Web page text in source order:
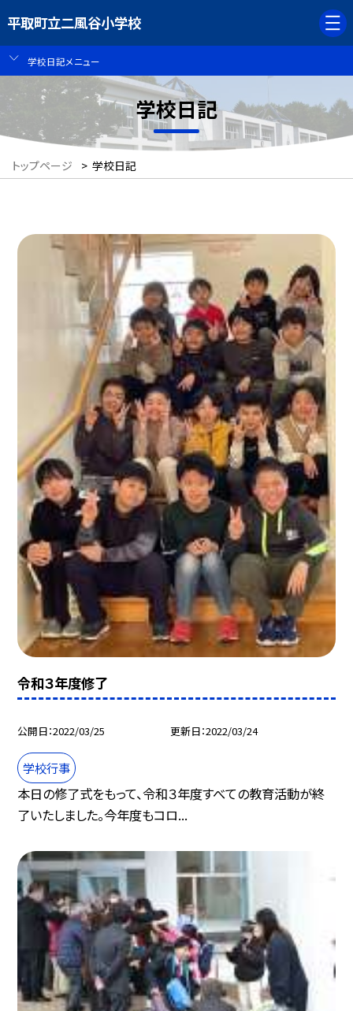
平取町立二風谷小学校
学校日記メニュー
学校日記
トップページ > 学校日記
令和３年度修了
公開日 2022/03/25 更新日 2022/03/24
学校行事
本日の修了式をもって、令和３年度すべての教育活動が終
了いたしました。今年度もコロ...